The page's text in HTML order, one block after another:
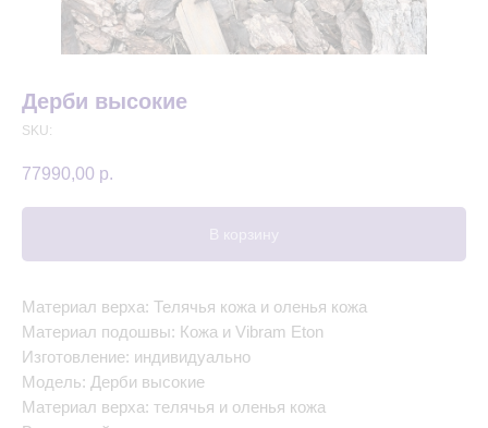
Дерби высокие
SKU:
77990,00 р.
В корзину
Материал верха: Телячья кожа и оленья кожа
Материал подошвы: Кожа и Vibram Eton
Изготовление: индивидуально
Модель: Дерби высокие
Материал верха: телячья и оленья кожа